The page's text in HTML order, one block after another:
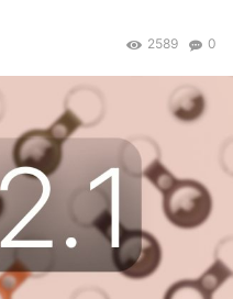
0
2589